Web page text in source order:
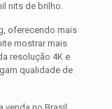
nits de brilho.
oferecendo mais
mostrar mais
resolução 4K e
qualidade de